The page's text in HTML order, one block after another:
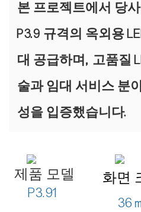
본 프로젝트에서 당
P3.9 규격의 옥외용
대 공급하며, 고품질
술과 임대 서비스 분
성을 입증했습니다.
제품 모델
P3.91
화면
36